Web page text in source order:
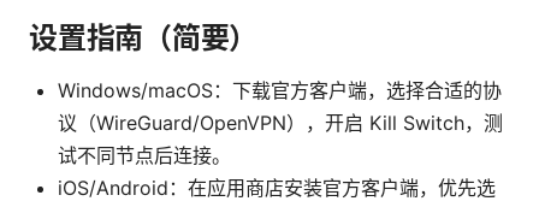
设置指南（简要）
Windows/macOS：下载官方客户端，选择合适的协
议（WireGuard/OpenVPN），开启 Kill Switch，测
试不同节点后连接。
iOS/Android：在应用商店安装官方客户端，优先选